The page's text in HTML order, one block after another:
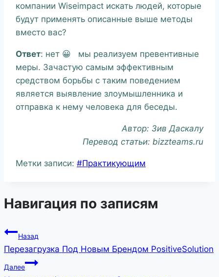
компании Wiseimpact искать людей, которые
будут применять описанные выше методы
вместо вас?
Ответ: нет 😀 мы реализуем превентивные
меры. Зачастую самым эффективным
средством борьбы с таким поведением
является выявление злоумышленника и
отправка к нему человека для беседы.
Автор: Зив Даскалу
Перевод статьи: bizzteams.ru
Метки записи: #Практикующим
Навигация по записям
Назад
Перезагрузка Под Новым Брендом PositiveSolution
Далее